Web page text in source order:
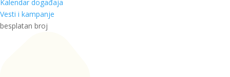
Kalendar događaja
Vesti i kampanje
besplatan broj